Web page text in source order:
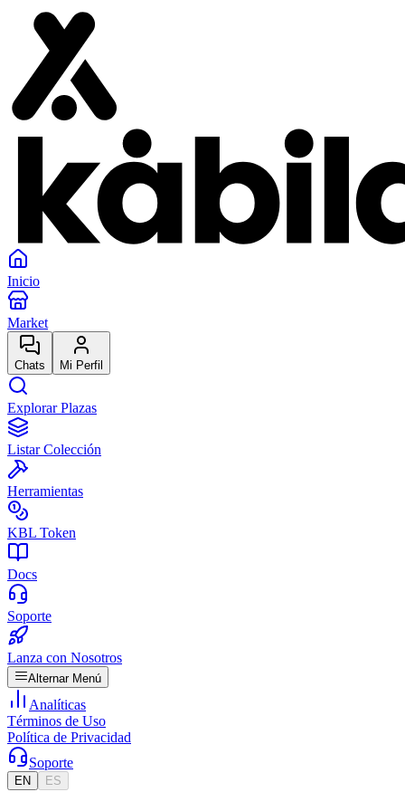
Inicio
Market
Chats Mi Perfil
Explorar Plazas
Listar Colección
Herramientas
KBL Token
Docs
Soporte
Lanza con Nosotros
Alternar Menú
Analíticas
Términos de Uso
Política de Privacidad
Soporte
EN ES